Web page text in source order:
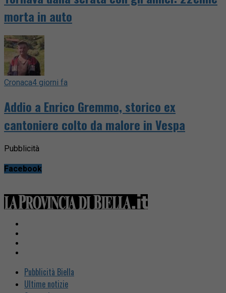
morta in auto
Cronaca4 giorni fa
Addio a Enrico Gremmo, storico ex
cantoniere colto da malore in Vespa
Pubblicità
Facebook
Pubblicità Biella
Ultime notizie